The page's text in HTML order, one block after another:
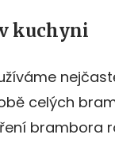
kuchyni
celých
brambora